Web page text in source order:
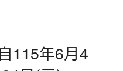
115年6月4